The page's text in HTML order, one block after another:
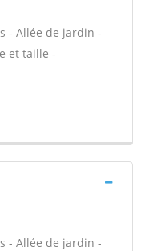
- Allée de jardin -
et taille -
- Allée de jardin -